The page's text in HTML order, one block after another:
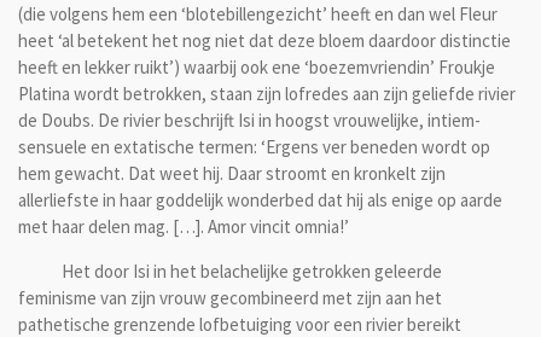
(die volgens hem een ‘blotebillengezicht’ heeft en dan wel Fleur
heet ‘al betekent het nog niet dat deze bloem daardoor distinctie
heeft en lekker ruikt’) waarbij ook ene ‘boezemvriendin’ Froukje
Platina wordt betrokken, staan zijn lofredes aan zijn geliefde rivier
de Doubs. De rivier beschrijft Isi in hoogst vrouwelijke, intiem-
sensuele en extatische termen: ‘Ergens ver beneden wordt op
hem gewacht. Dat weet hij. Daar stroomt en kronkelt zijn
allerliefste in haar goddelijk wonderbed dat hij als enige op aarde
met haar delen mag. […]. Amor vincit omnia!’
Het door Isi in het belachelijke getrokken geleerde
feminisme van zijn vrouw gecombineerd met zijn aan het
pathetische grenzende lofbetuiging voor een rivier bereikt